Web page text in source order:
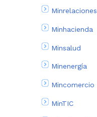
Minrelaciones
Minhacienda
Minsalud
Minenergía
Mincomercio
MinTIC